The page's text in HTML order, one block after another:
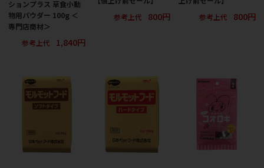
ションプラス 草食小動
物用パウダー 100g ＜
専門店商材＞
参考上代
1,840円
参考上代
800円
参考上代
800円